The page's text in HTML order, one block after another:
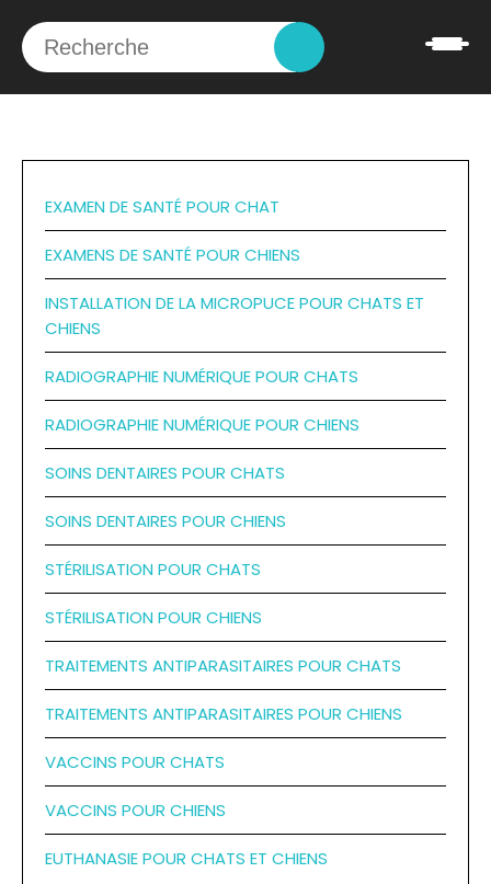
EXAMEN DE SANTÉ POUR CHAT
EXAMENS DE SANTÉ POUR CHIENS
INSTALLATION DE LA MICROPUCE POUR CHATS ET
CHIENS
RADIOGRAPHIE NUMÉRIQUE POUR CHATS
RADIOGRAPHIE NUMÉRIQUE POUR CHIENS
SOINS DENTAIRES POUR CHATS
SOINS DENTAIRES POUR CHIENS
STÉRILISATION POUR CHATS
STÉRILISATION POUR CHIENS
TRAITEMENTS ANTIPARASITAIRES POUR CHATS
TRAITEMENTS ANTIPARASITAIRES POUR CHIENS
VACCINS POUR CHATS
VACCINS POUR CHIENS
EUTHANASIE POUR CHATS ET CHIENS